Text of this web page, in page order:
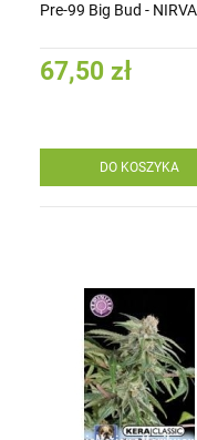
Pre-99 Big Bud -
67,50 zł
DO KOSZYKA